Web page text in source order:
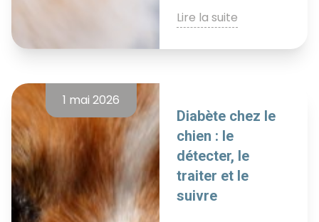
Lire la suite
1 mai 2026
Diabète chez le
chien : le
détecter, le
traiter et le
suivre